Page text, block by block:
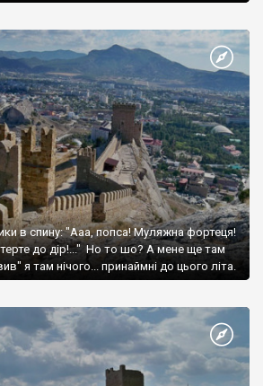
в спину: "Ааа, попса! Муляжна фортеця!
до дір!..." Но то шо? А мене ще там
я там нічого... принаймні до цього літа.